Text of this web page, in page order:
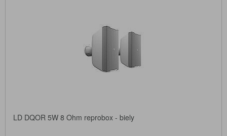
LD DQOR 5W 8 Ohm reprobox - biely